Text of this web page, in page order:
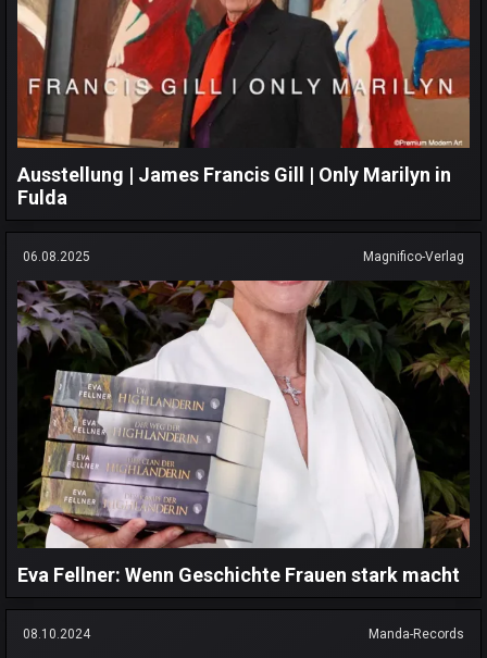
Ausstellung | James Francis Gill | Only Marilyn in
Fulda
06.08.2025 Magnifico-Verlag
Eva Fellner: Wenn Geschichte Frauen stark macht
08.10.2024 Manda-Records